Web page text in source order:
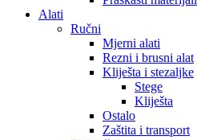
Alati
Ručni
Mjerni alati
Rezni i brusni alat
Kliješta i stezaljke
Stege
Kliješta
Ostalo
Zaštita i transport